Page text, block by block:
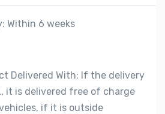
Within 6 weeks
Delivered With: If the delivery
it is delivered free of charge
if it is outside